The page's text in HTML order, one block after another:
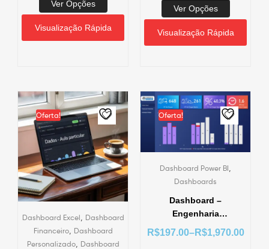
Ver Opções
Visualização Rápida
Ver Opções
Visualização Rápida
Oferta!
Dashboard Excel
Dashboard
Financeiro, Dashboard
Personalizado, Dashboard
Oferta!
Dashboard Power BI
Dashboards
Dashboard –
Engenharia
Loteamento – Power
R$197.00–R$1,970.00